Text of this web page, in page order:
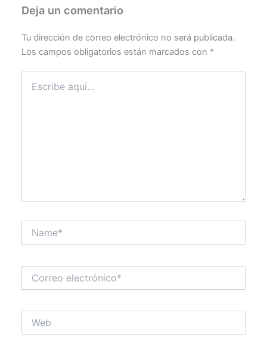
Deja un comentario
Tu dirección de correo electrónico no será publicada.
Los campos obligatorios están marcados con *
aquí...
electrónico*